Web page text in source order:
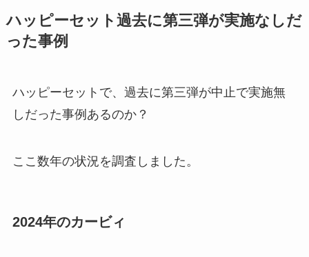
ハッピーセット過去に第三弾が実施なしだ
った事例
ハッピーセットで、過去に第三弾が中止で実施無
しだった事例あるのか？
ここ数年の状況を調査しました。
2024年のカービィ